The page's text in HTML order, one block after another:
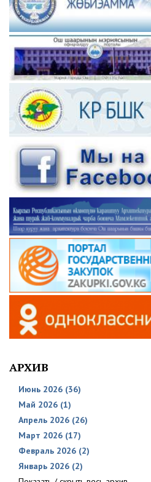
АРХИВ
Июнь 2026 (36)
Май 2026 (1)
Апрель 2026 (26)
Март 2026 (17)
Февраль 2026 (2)
Январь 2026 (2)